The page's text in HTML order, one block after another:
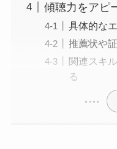
傾聴力をアピ
具体的な
推薦状や
関連スキ
る